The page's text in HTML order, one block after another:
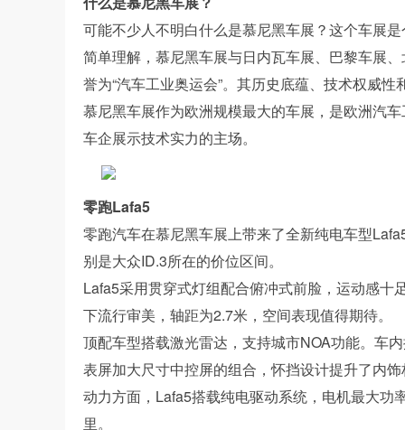
可能不少人不明白什么是慕尼黑车展？这个车展
简单理解，慕尼黑车展与日内瓦车展、巴黎车展
誉为“汽车工业奥运会”。其历史底蕴、技术权威
慕尼黑车展作为欧洲规模最大的车展，是欧洲汽
车企展示技术实力的主场。
零跑Lafa5
零跑汽车在慕尼黑车展上带来了全新纯电车型
别是大众ID.3所在的价位区间。
Lafa5采用贯穿式灯组配合俯冲式前脸，运动感
下流行审美，轴距为2.7米，空间表现值得期待。
顶配车型搭载激光雷达，支持城市NOA功能。车
表屏加大尺寸中控屏的组合，怀挡设计提升了内
动力方面，Lafa5搭载纯电驱动系统，电机最大功
里。